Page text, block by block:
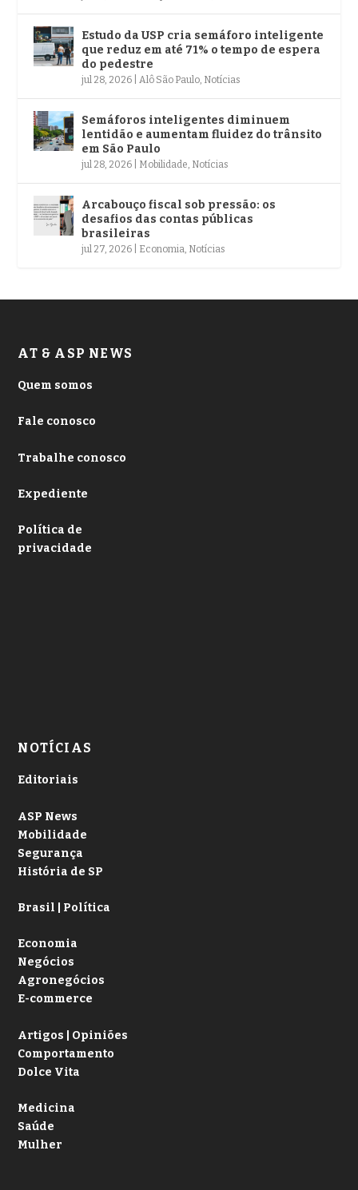
Estudo da USP cria semáforo inteligente
que reduz em até 71% o tempo de espera
do pedestre
jul 28, 2026 Alô São Paulo Notícias
Semáforos inteligentes diminuem
lentidão e aumentam fluidez do trânsito
em São Paulo
jul 28, 2026 Mobilidade Notícias
Arcabouço fiscal sob pressão: os
desafios das contas públicas
brasileiras
jul 27, 2026 Economia Notícias
AT & ASP NEWS
Quem somos
Fale conosco
Trabalhe conosco
Expediente
Política de
privacidade
NOTÍCIAS
Editoriais
ASP News
Mobilidade
Segurança
História de SP
Brasil | Política
Economia
Negócios
Agronegócios
E-commerce
Artigos | Opiniões
Comportamento
Dolce Vita
Medicina
Saúde
Mulher